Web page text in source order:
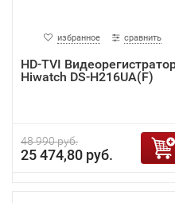
избранное сравнить
HD-TVI
Hiwatch DS-H216UA(F)
48 990 руб.
25 474,80 руб.